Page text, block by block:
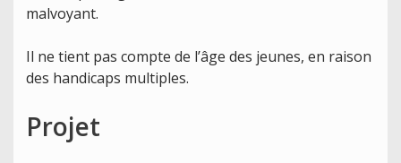
malvoyant.
Il ne tient pas compte de l’âge des jeunes, en raison
des handicaps multiples.
Projet